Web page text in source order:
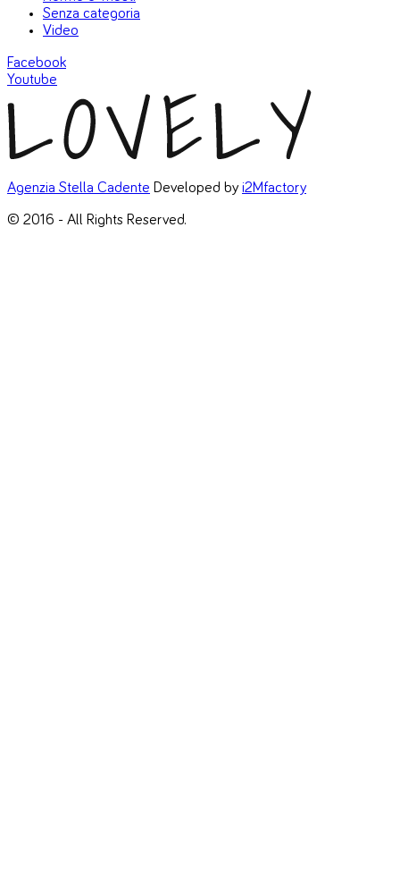
Senza categoria
Video
Facebook
Youtube
Agenzia Stella Cadente Developed by i2Mfactory
© 2016 - All Rights Reserved.